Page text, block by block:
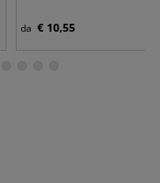
da € 10,55